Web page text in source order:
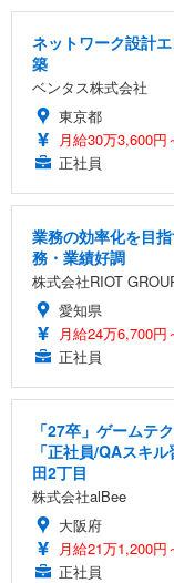
ネットワーク設計
築
ベンタス株式会社
東京都
月給30万3,600円
正社員
業務の効率化を目
務・業績好調
株式会社RIOT
愛知県
月給24万6,700円
正社員
「27卒」ゲームテ
「正社員/QAスキ
田2丁目
株式会社alBee
大阪府
月給21万1,200円
正社員